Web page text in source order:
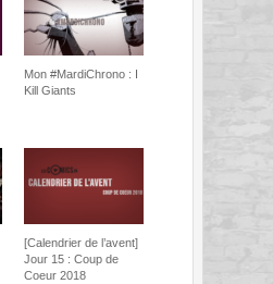
Mon #MardiChrono : I
Kill Giants
[Calendrier de l’avent]
Jour 15 : Coup de
Coeur 2018